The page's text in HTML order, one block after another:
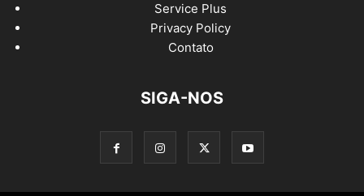
Service Plus
Privacy Policy
Contato
SIGA-NOS